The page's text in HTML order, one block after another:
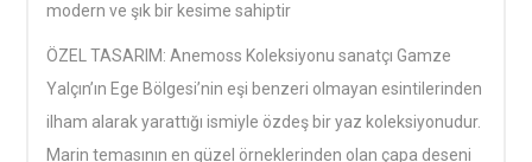
modern ve şık bir kesime sahiptir
ÖZEL TASARIM: Anemoss Koleksiyonu sanatçı Gamze
Yalçın’ın Ege Bölgesi’nin eşi benzeri olmayan esintilerinden
ilham alarak yarattığı ismiyle özdeş bir yaz koleksiyonudur.
Marin temasının en güzel örneklerinden olan çapa deseni